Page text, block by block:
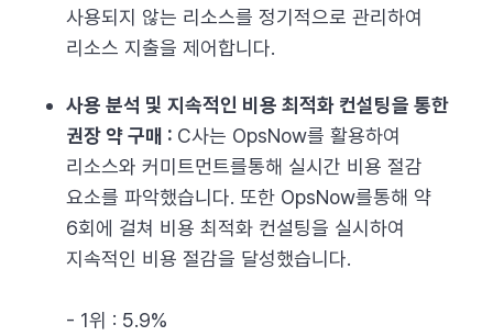
사용되지 않는 리소스를 정기적으로 관리하여
리소스 지출을 제어합니다.
사용 분석 및 지속적인 비용 최적화 컨설팅을 통한
권장 약 구매 : C사는 OpsNow를 활용하여
리소스와 커미트먼트를통해 실시간 비용 절감
요소를 파악했습니다. 또한 OpsNow를통해 약
6회에 걸쳐 비용 최적화 컨설팅을 실시하여
지속적인 비용 절감을 달성했습니다.
- 1위 : 5.9%